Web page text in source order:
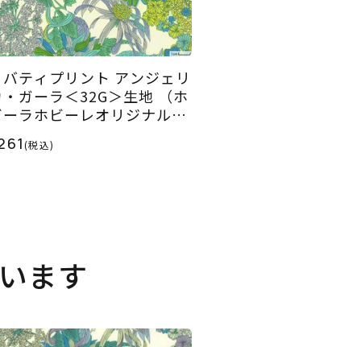
バティプリント アンジェリ
・ガーラ＜32G＞生地 （ホ
ーラホビーレオリジナル）
(税込)
ます